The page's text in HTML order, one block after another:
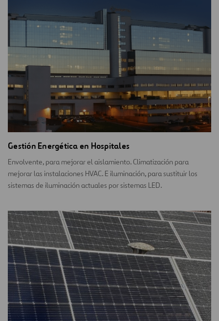
Gestión Energética en Hospitales
Envolvente, para mejorar el aislamiento. Climatización para
mejorar las instalaciones HVAC. E iluminación, para sustituir los
sistemas de iluminación actuales por sistemas LED.